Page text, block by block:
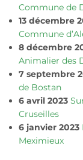
Commune de
13 décembre
Commune
8 décembre
Animalier des
7 septembre
de Bostan
6 avril 2023
Cruseilles
6 janvier 2023
Meximieux